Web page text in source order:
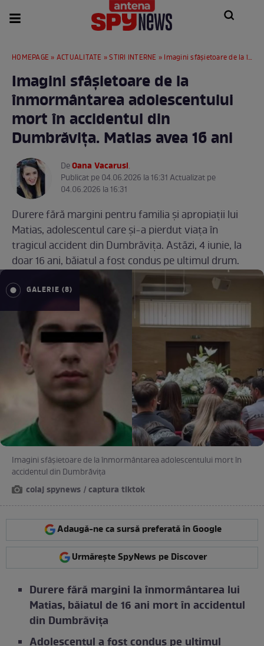
HOMEPAGE » ACTUALITATE »STIRI INTERNE » Imagini sfâșietoare de la înmormântarea adolescentului mort în accidentul din Dumbrăvița. Matias avea 16 ani
Imagini sfâșietoare de la
înmormântarea adolescentului
mort în accidentul din
Dumbrăvița. Matias avea 16 ani
DeOana Vacarusi.
Publicat pe 04.06.2026 la 16:31 Actualizat pe
04.06.2026 la 16:31
Durere fără margini pentru familia și apropiații lui
Matias, adolescentul care și-a pierdut viața în
tragicul accident din Dumbrăvița. Astăzi, 4 iunie, la
doar 16 ani, băiatul a fost condus pe ultimul drum.
GALERIE (8)
Imagini sfâșietoare de la înmormântarea adolescentului mort în
accidentul din Dumbrăvița
colaj spynews / captura tiktok
Adaugă-ne ca sursă preferată în Google
Urmărește SpyNews pe Discover
Durere fără margini la înmormântarea lui
Matias, băiatul de 16 ani mort în accidentul
din Dumbrăvița
Adolescentul a fost condus pe ultimul